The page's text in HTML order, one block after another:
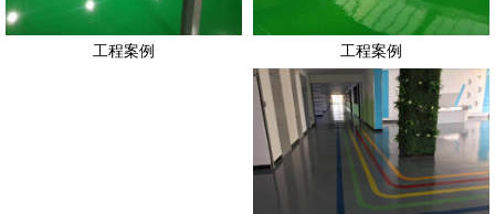
工程案例 工程案例